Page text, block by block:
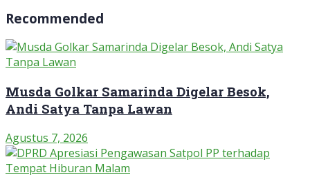
Recommended
Musda Golkar Samarinda Digelar Besok,
Andi Satya Tanpa Lawan
Agustus 7, 2026